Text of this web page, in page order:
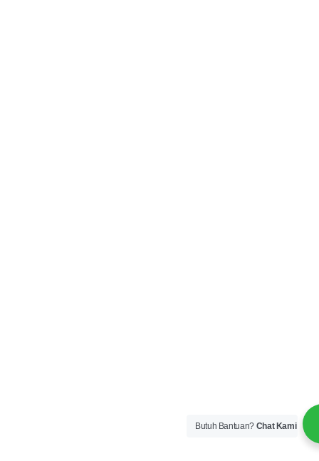
Butuh Bantuan? Chat Kami